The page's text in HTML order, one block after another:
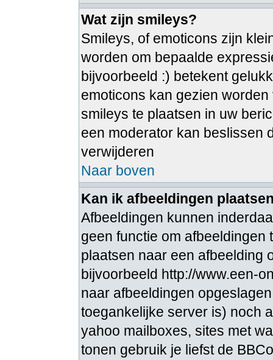
Wat zijn smileys?
Smileys, of emoticons zijn
worden om bepaalde
bijvoorbeeld :) betekent
emoticons kan gezien
smileys te plaatsen in uw
een moderator kan beslissen
verwijderen
Naar boven
Kan ik afbeeldingen
Afbeeldingen kunnen
geen functie om afbeeldingen
plaatsen naar een afbeelding
bijvoorbeeld http://www.een-
naar afbeeldingen
toegankelijke server is) noch
yahoo mailboxes, sites met
tonen gebruik je liefst de